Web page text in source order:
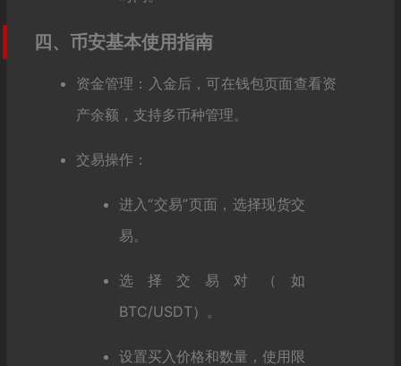
四、币安基本使用指南
资金管理：入金后，可在钱包页面查看资
产余额，支持多币种管理。
交易操作：
进入“交易”页面，选择现货交
易。
选择交易对（如
BTC/USDT）。
设置买入价格和数量，使用限